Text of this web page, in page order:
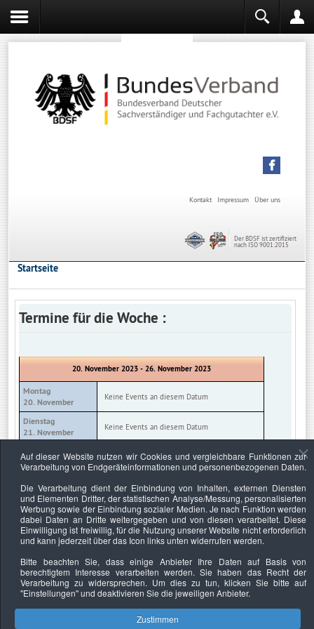
Über uns
Impressum
Kontakt
Der BDSF ist zertifiziert
nach ISO 9001:2015
Startseite
Termine für die Woche :
20. November 2023 - 26. November 2023
Montag
20. November
Keine Events an diesem Datum
Dienstag
21. November
Keine Events an diesem Datum
Mittwoch
22. November
Keine Events an diesem Datum
23. November
Keine Events an diesem Datum
Freitag
24. November
Keine Events an diesem Datum
Samstag
Sonntag
26. November
Keine Events an diesem Datum
Auf dieser Website nutzen wir Cookies und vergleichbare Funktionen zur
Verarbeitung von Endgeräteinformationen und personenbezogenen Daten.
Die Verarbeitung dient der Einbindung von Inhalten, externen Diensten
und Elementen Dritter, der statistischen Analyse/Messung, personalisierten
Werbung sowie der Einbindung sozialer Medien. Je nach Funktion werden
dabei Daten an Dritte weitergegeben und von diesen verarbeitet. Diese
Einwilligung ist freiwillig, für die Nutzung unserer Website nicht erforderlich
und kann jederzeit über das Icon links unten widerrufen werden.
Bitte beachten Sie, dass einige Anbieter Ihre Daten auf Basis von
berechtigtem Interesse verarbeiten werden. Sie haben das Recht der
Verarbeitung zu widersprechen. Um dies zu tun, klicken Sie bitte auf
"Einstellungen"und deaktivieren Sie die jeweiligen Anbieter.
Zustimmen